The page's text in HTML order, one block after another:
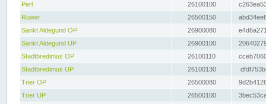
Perl
26100100
Ruwer
26500150
Sankt Aldegund OP
26900080
Sankt Aldegund UP
26900100
Stadtbredimus OP
26100110
Stadtbredimus UP
26100130
Trier OP
26500080
Trier UP
26500100